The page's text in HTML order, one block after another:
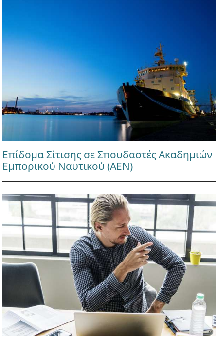
Επίδομα Σίτισης σε Σπουδαστές Ακαδημιών
Εμπορικού Ναυτικού (ΑΕΝ)